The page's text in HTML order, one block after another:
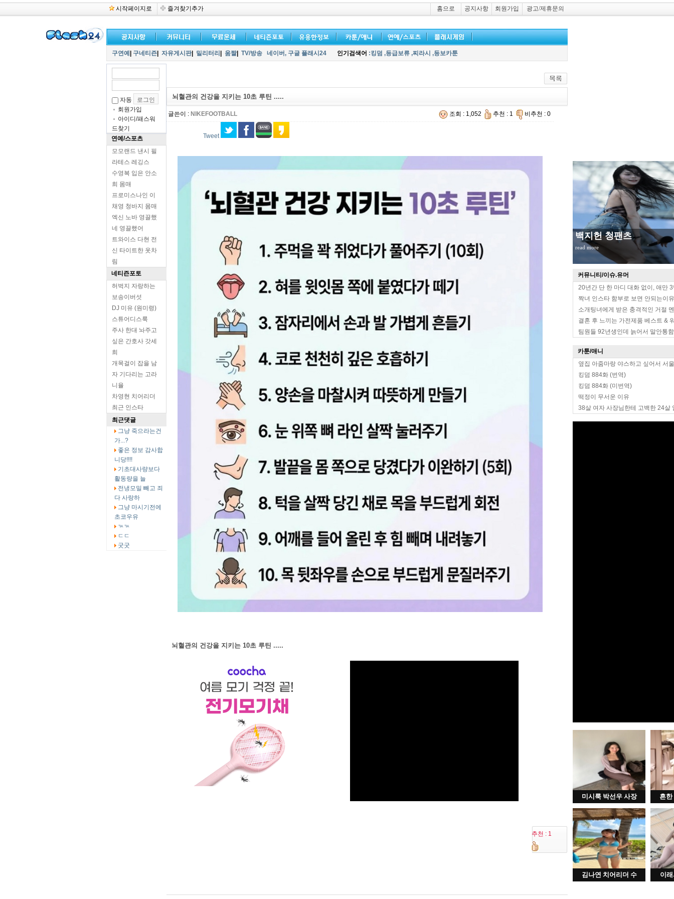
시작페이지로 즐겨찾기추가 홈으로 공지사항 회원가입 광고/제휴문의
백지헌 청팬츠
read more
커뮤니티/이슈.유머
20년간 단 한 마디 대화 없이, 애만
짝녀 인스타 함부로 보면 안되는이유
소개팅녀에게 받은 충격적인 거절
결혼 후 느끼는 가전제품 베스트 &
팀원들 92년생인데 늙어서 말안통
카툰/애니
옆집 아줌마랑 야스하고 싶어서 서
킹덤 884화 (번역)
킹덤 884화 (미번역)
떡정이 무서운 이유
38살 여자 사장님한테 고백한 24살
미시룩 박선우 사장 흔한
김나연 치어리더 수 이
구연예 구네티즌 자유게시판| 밀리터리 움짤| TV/방송 네이버, 구글 플래시24 인기검색어 :킹덤 ,등급보류 ,찌라시 ,등보카툰
자동
회원가입
아이디/패스워
드찾기
연예/스포츠
모모랜드 낸시 필
라테스 레깅스
수영복 입은 안소
희 몸매
프로미스나인 이
채영 청바지 몸매
엑신 노바 영끌했
네 영끌했어
트와이스 다현 전
신 타이트한 옷차
림
네티즌포토
허벅지 자랑하는
보송이버섯
DJ 미유 (원미령)
스튜어디스룩
주사 한대 놔주고
싶은 간호사 갓세
희
개목걸이 잡을 남
자 기다리는 고라
니율
차영현 치어리더
최근 인스타
최근댓글
그냥 죽으라는건
가...?
좋은 정보 감사합
니당!!!!
기초대사량보다
활동량을 늘
전냉모밀 빼고 죄
다 사랑하
그냥 마시기전에
초코우유
ㄳㄳ
ㄷㄷ
굿굿
뇌혈관의 건강을 지키는 10초 루틴 .....
글쓴이 : NIKEFOOTBALL 조회 : 1,052 추천 : 1 비추천 : 0
Tweet
뇌혈관의 건강을 지키는 10초 루틴 .....
추천 : 1